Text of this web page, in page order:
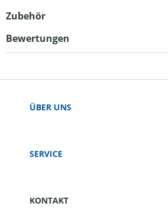
Zubehör
Bewertungen
ÜBER UNS
SERVICE
KONTAKT